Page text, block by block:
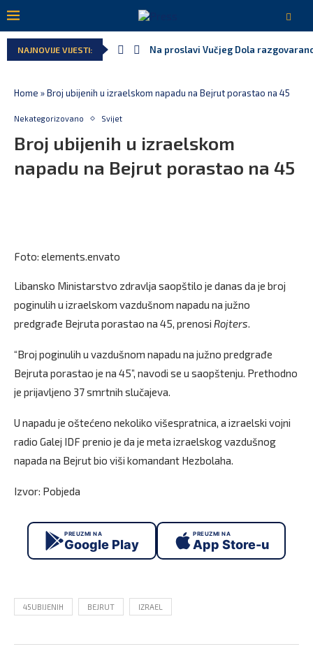
NAJNOVIJE VIJESTI: Na proslavi Vučjeg Dola
Home »Broj ubijenih u izraelskom napadu na Bejrut porastao na 45
Nekategorizovano Svijet
Broj ubijenih u izraelskom
napadu na Bejrut porastao na 45
Foto: elements.envato
Libansko Ministarstvo zdravlja saopštilo je danas da je broj
poginulih u izraelskom vazdušnom napadu na južno
predgrađe Bejruta porastao na 45, prenosi Rojters.
“Broj poginulih u vazdušnom napadu na južno predgrađe
Bejruta porastao je na 45”, navodi se u saopštenju. Prethodno
je prijavljeno 37 smrtnih slučajeva.
U napadu je oštećeno nekoliko višespratnica, a izraelski vojni
radio Galej IDF prenio je da je meta izraelskog vazdušnog
napada na Bejrut bio viši komandant Hezbolaha.
Izvor: Pobjeda
PREUZMI NA
Google Play
PREUZMI NA
App Store-u
45UBIJENIH BEJRUT IZRAEL